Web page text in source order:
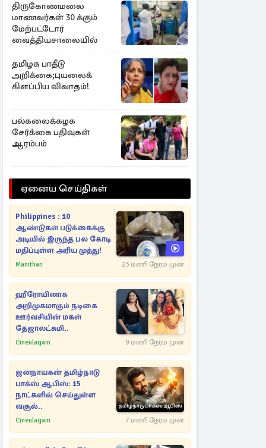
திருகோணமலை
மாணவர்கள் 30 க்கும்
மேற்பட்டோர்
வைத்தியசாலையில்
தமிழக பாதீடு
அறிக்கை;புயலைக்
கிளப்பிய விவாதம்!
பல்கலைக்கழக
சேர்க்கை பதிவுகள்
ஆரம்பம்
ஏனைய செய்திகள்
Philippines : 10
ஆண்டுகள் படுக்கைக்கு
அடியில் இருந்த பல கோடி
மதிப்புள்ள அரிய முத்து!
Manithan 23 மணி நேரம் முன்
ஹீரோயினாக
அறிமுகமாகும் நடிகை
ஊர்வசியின் மகள்
தேஜாலட்சுமி..
Cineulagam 9 மணி நேரம் முன்
ஜனநாயகன் தமிழ்நாடு
பாக்ஸ் ஆபிஸ்: 15
நாட்களில் செய்துள்ள
வசூல்..
Cineulagam 7 மணி நேரம் முன்